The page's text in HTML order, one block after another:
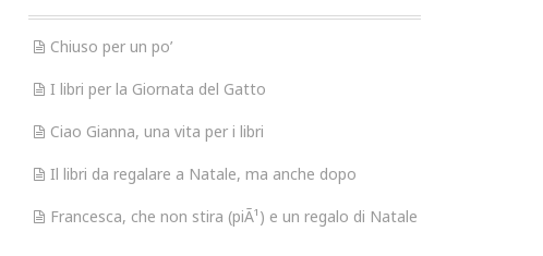
Chiuso per un po’
I libri per la Giornata del Gatto
Ciao Gianna, una vita per i libri
Il libri da regalare a Natale, ma anche dopo
Francesca, che non stira (piÃ¹) e un regalo di Natale